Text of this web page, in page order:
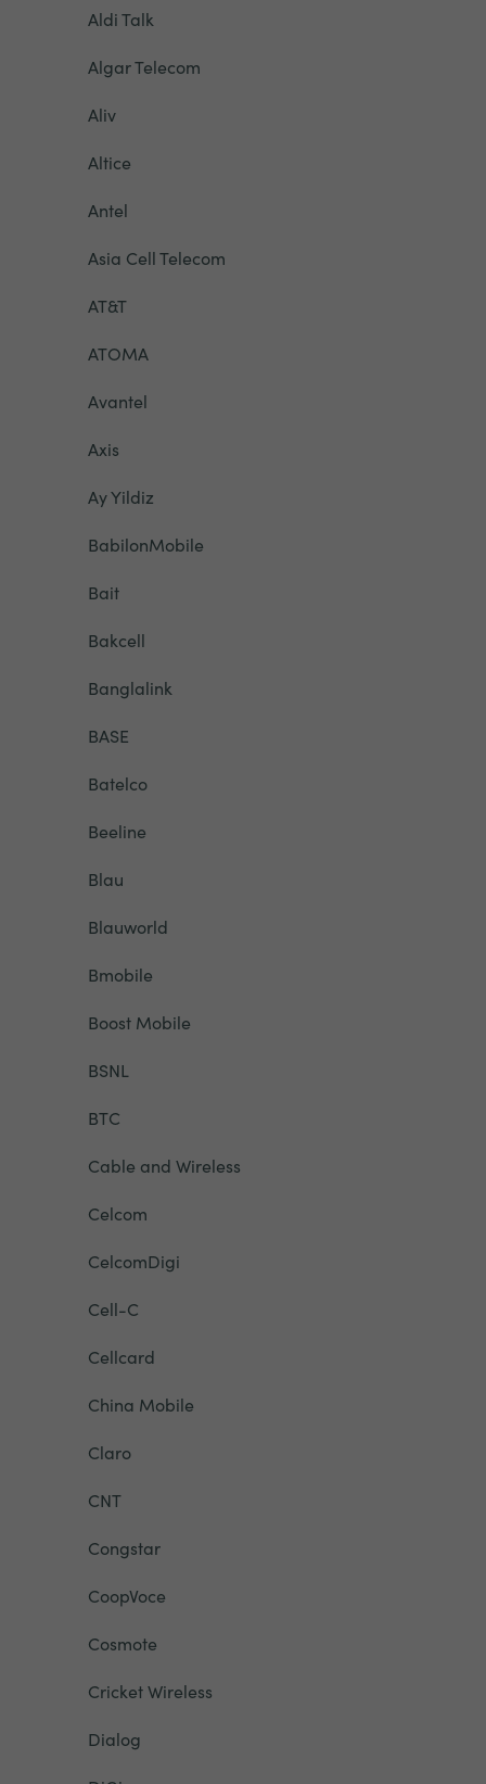
Aldi Talk
Algar Telecom
Aliv
Altice
Antel
Asia Cell Telecom
AT&T
ATOMA
Avantel
Axis
Ay Yildiz
BabilonMobile
Bait
Bakcell
Banglalink
BASE
Batelco
Beeline
Blau
Blauworld
Bmobile
Boost Mobile
BSNL
BTC
Cable and Wireless
Celcom
CelcomDigi
Cell-C
Cellcard
China Mobile
Claro
CNT
Congstar
CoopVoce
Cosmote
Cricket Wireless
Dialog